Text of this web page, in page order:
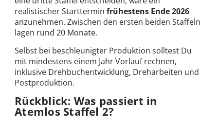
realistischer Starttermin frühestens Ende 2026
anzunehmen. Zwischen den ersten beiden Staffeln
lagen rund 20 Monate.
Selbst bei beschleunigter Produktion solltest Du
mit mindestens einem Jahr Vorlauf rechnen,
inklusive Drehbuchentwicklung, Dreharbeiten und
Postproduktion.
Rückblick: Was passiert in
Atemlos Staffel 2?